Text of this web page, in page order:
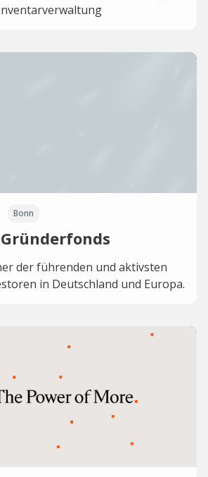
Bonn
der führenden und aktivsten
in Deutschland und Europa.